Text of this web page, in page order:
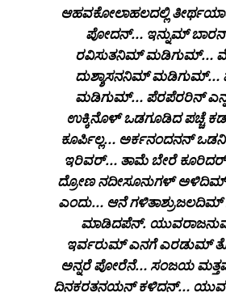
ಆಹವಕೋಲಾಹಲದಲ್ಲಿ
ಪೋದನ್… ಇನ್ನುಮ್
ರವಿಸುತನಿಮ್ ಮಡಿಗುಮ್…
ದುಶ್ಶಾಸನನಿಮ್
ಮಡಿಗುಮ್… ಪೆರಪೆರರಿನ್
ಉಕ್ಕಿನೊಳ್ ಒಡಗೂಡಿದ ಪಚ್ಚೆ
ಕೂರ್ಪಿಲ್ಲ… ಅರ್ಕನಂದನನ್
ಇರಿವರ್… ತಾಮೆ ಬೇರೆ ಕೂರಿದರ್
ದ್ರೋಣ ನದೀಸೂನುಗಳ್ ಅಳಿದಿಮ್
ಎಂದು… ಆನೆ
ಮಾಡಿದಪೆನ್.
ಇರ್ವರುಮ್ ಎನಗೆ ಎರಡುಮ್
ಅನ್ನರೆ ಪೋರೆನೆ… ಸಂಜಯ
ದಿನಕರತನಯನ್ ಕಳಿದನ್…